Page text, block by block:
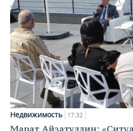
Недвижимость 17:32
Марат Айзатуллин: